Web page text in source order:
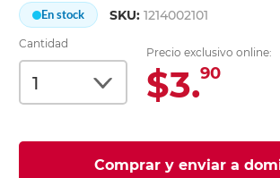
En stock SKU:1214002101
Cantidad
Precio exclusivo online:
$3.90
Comprar y enviar a